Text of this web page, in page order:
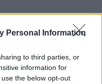
Personal Information
to third parties, or
information for
the below opt-out